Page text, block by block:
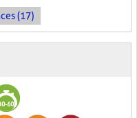
(17)